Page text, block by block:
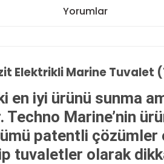
Yorumlar
Elektrikli Marine
en iyi ürünü sunma
Techno Marine’nin
patentli
tuvaletler olarak